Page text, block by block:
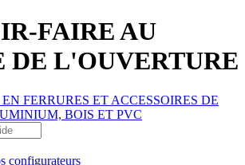
FAIRE AU
DE L'OUVERTURE
configurateurs